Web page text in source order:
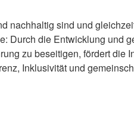
nachhaltig sind und
Durch die Entwicklung und
zu beseitigen, fördert die
Inklusivität und